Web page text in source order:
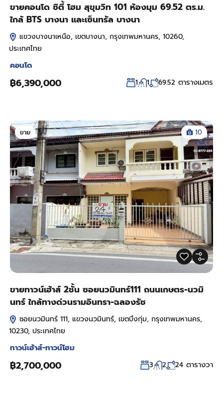
ขายคอนโด ซิตี้ โฮม สุขุมวิท 101 ห้องมุม 69.52 ตร.ม.
ใกล้ BTS บางนา และเซ็นทรัล บางนา
แขวงบางนาเหนือ, เขตบางนา, กรุงเทพมหานคร, 10260,
ประเทศไทย
คอนโด
฿6,390,000 1 1 69.52 ตารางเมตร
ขาย 10
ขายทาวน์เฮ้าส์ 2ชั้น ซอยนวมินทร์111 ถนนเกษตร-นวมิ
นทร์ ใกล้ทางด่วนรามอินทรา-ฉลองรัช
ซอยนวมินทร์ 111, แขวงนวมินทร์, เขตบึงกุ่ม, กรุงเทพมหานคร,
10230, ประเทศไทย
ทาวน์เฮ้าส์-ทาวน์โฮม
฿2,700,000 3 2 24 ตารางวา